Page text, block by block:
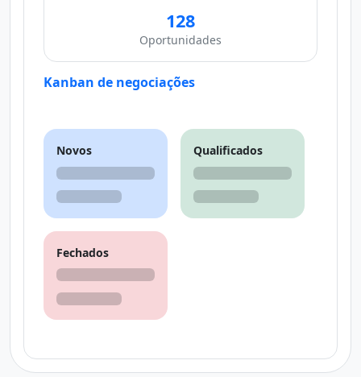
128
Oportunidades
Kanban de negociações
Novos Qualificados
Fechados